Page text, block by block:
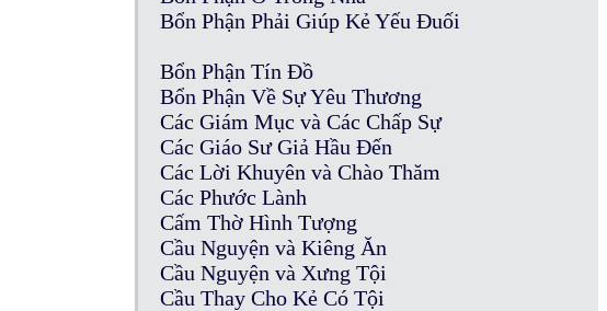
Bổn Phận Phải Giúp Kẻ Yếu Đuối
Bổn Phận Tín Đồ
Bổn Phận Về Sự Yêu Thương
Các Giám Mục và Các Chấp Sự
Các Giáo Sư Giả Hầu Đến
Các Lời Khuyên và Chào Thăm
Các Phước Lành
Cấm Thờ Hình Tượng
Cầu Nguyện và Kiêng Ăn
Cầu Nguyện và Xưng Tội
Cầu Thay Cho Kẻ Có Tội